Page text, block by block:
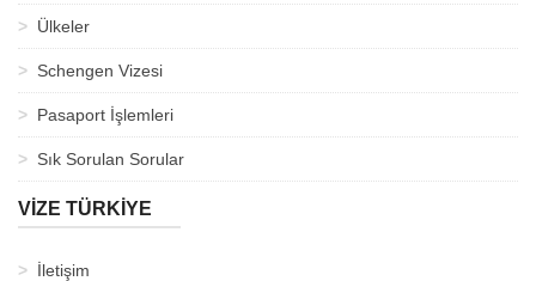
Ülkeler
Schengen Vizesi
Pasaport İşlemleri
Sık Sorulan Sorular
VİZE TÜRKİYE
İletişim